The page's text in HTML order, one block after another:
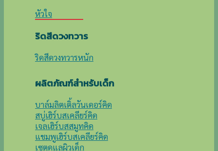
หัวใจ
ริดสีดวงทวาร
ริดสีดวงทวารหนัก
ผลิตภัณฑ์สำหรับเด็ก
บาล์มลิตเติ้ลวันเดอร์คิด
สบู่เฮิร์บสเคลียร์คิด
เจลเฮิร์บสสมูทคิด
แชมพูเฮิร์บสเคลียร์คิด
เซตดูแลผิวเด็ก